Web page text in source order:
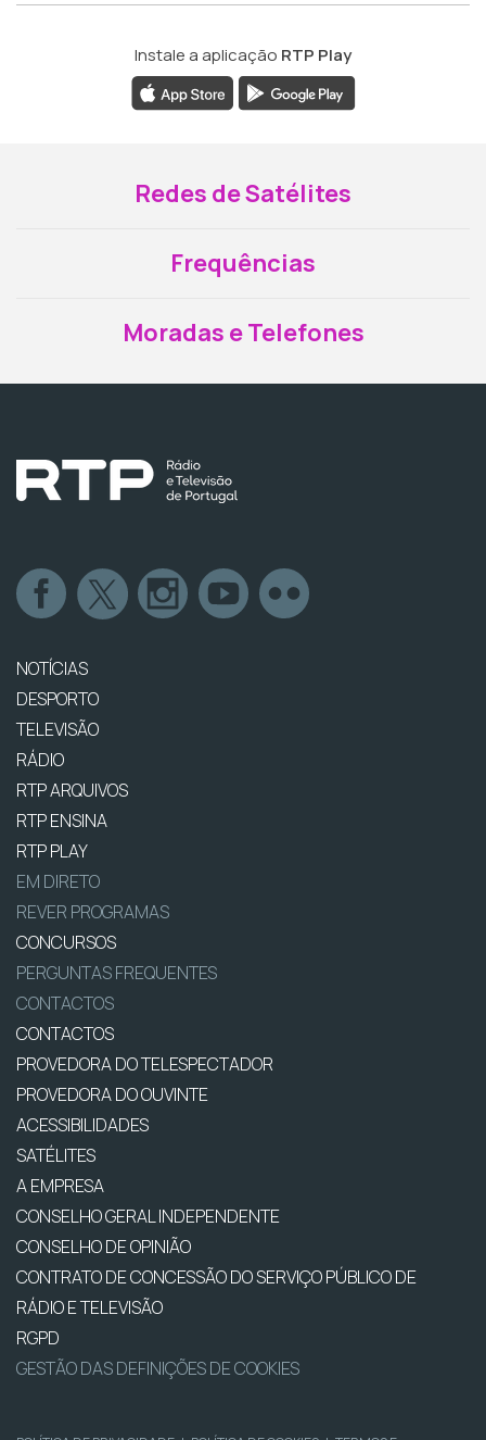
Instale a aplicação RTP Play
Redes de Satélites
Frequências
Moradas e Telefones
NOTÍCIAS
DESPORTO
TELEVISÃO
RÁDIO
RTP ARQUIVOS
RTP ENSINA
RTP PLAY
EM DIRETO
REVER PROGRAMAS
CONCURSOS
PERGUNTAS FREQUENTES
CONTACTOS
CONTACTOS
PROVEDORA DO TELESPECTADOR
PROVEDORA DO OUVINTE
ACESSIBILIDADES
SATÉLITES
A EMPRESA
CONSELHO GERAL INDEPENDENTE
CONSELHO DE OPINIÃO
CONTRATO DE CONCESSÃO DO SERVIÇO PÚBLICO DE
RÁDIO E TELEVISÃO
RGPD
GESTÃO DAS DEFINIÇÕES DE COOKIES